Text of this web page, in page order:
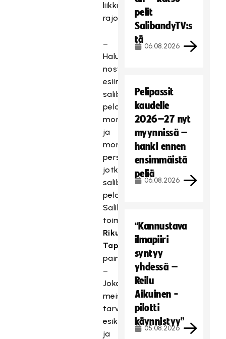
liikkumisen
rajoite.
–
Haluamme
nostaa
esiin
salibandyn
pelaamisen
monimuotoisuutta
ja
monipuolisesti
persoonia,
jotka
salibandya
pelaavat,
Salibandyliiton
toiminnanjohtaja
Riku
Tapio
painottaa.
–
Jokainen
meistä
tarvitsee
esikuvia,
ja
pelit
SalibandyTV:s
tä
06.08.2026
Pelipassit
kaudelle
2026–27 nyt
myynnissä –
hanki ennen
ensimmäistä
peliä
06.08.2026
“Kannustava
ilmapiiri
syntyy
yhdessä –
Reilu
Aikuinen -
pilotti
käynnistyy”
05.08.2026